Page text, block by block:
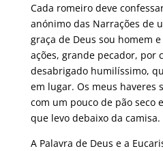
Cada romeiro deve
anónimo das Narrações de
graça de Deus sou homem
ações, grande pecador, por
desabrigado humilíssimo,
em lugar. Os meus haveres
com um pouco de pão seco
que levo debaixo da
A Palavra de Deus e a